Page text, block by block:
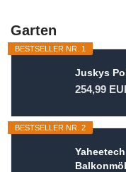
Garten
BESTSELLER NR. 1
Juskys
254,99
BESTSELLER NR. 2